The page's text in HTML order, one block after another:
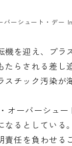
バーシュート・デー
機を迎え、プ
たらされる差
スチック汚染が
オーバーシュ
なるとしている
任を負わせる